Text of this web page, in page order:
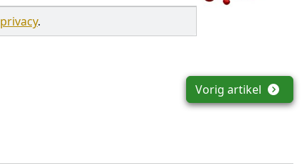
privacy.
Vorig artikel